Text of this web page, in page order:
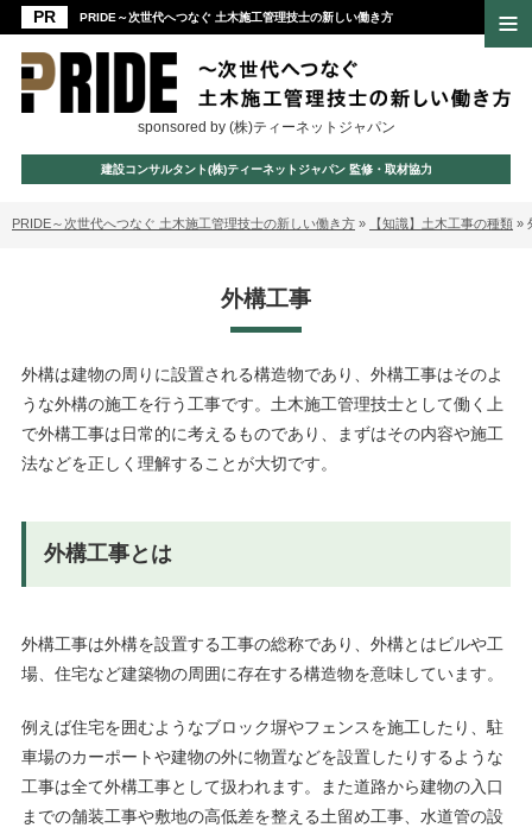
PRIDE～次世代へつなぐ 土木施工管理技士の新しい働き方
sponsored by (株)ティーネットジャパン
建設コンサルタント(株)ティーネットジャパン 監修・取材協力
PRIDE～次世代へつなぐ 土木施工管理技士の新しい働き方 » 【知識】土木工事の種類 »
外構工事
外構は建物の周りに設置される構造物であり、外構工事はそのよ
うな外構の施工を行う工事です。土木施工管理技士として働く上
で外構工事は日常的に考えるものであり、まずはその内容や施工
法などを正しく理解することが大切です。
外構工事とは
外構工事は外構を設置する工事の総称であり、外構とはビルや工
場、住宅など建築物の周囲に存在する構造物を意味しています。
例えば住宅を囲むようなブロック塀やフェンスを施工したり、駐
車場のカーポートや建物の外に物置などを設置したりするような
工事は全て外構工事として扱われます。また道路から建物の入口
までの舗装工事や敷地の高低差を整える土留め工事、水道管の設